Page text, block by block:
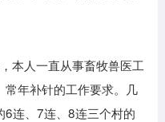
人一直从事畜牧兽医工
年补针的工作要求。几
6连、7连、8连三个村的